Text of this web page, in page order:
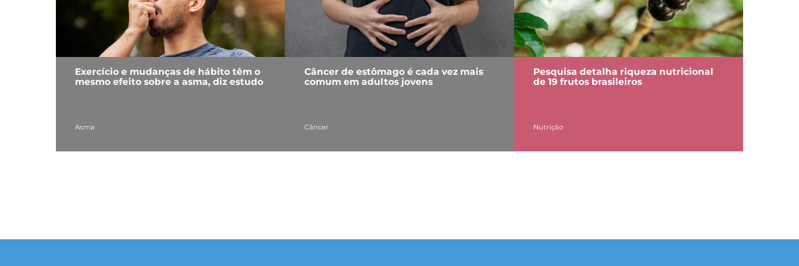
Exercício e mudanças de hábito têm o
mesmo efeito sobre a asma, diz estudo
Asma
Câncer de estômago é cada vez mais
comum em adultos jovens
Câncer
Pesquisa detalha riqueza nutricional
de 19 frutos brasileiros
Nutrição